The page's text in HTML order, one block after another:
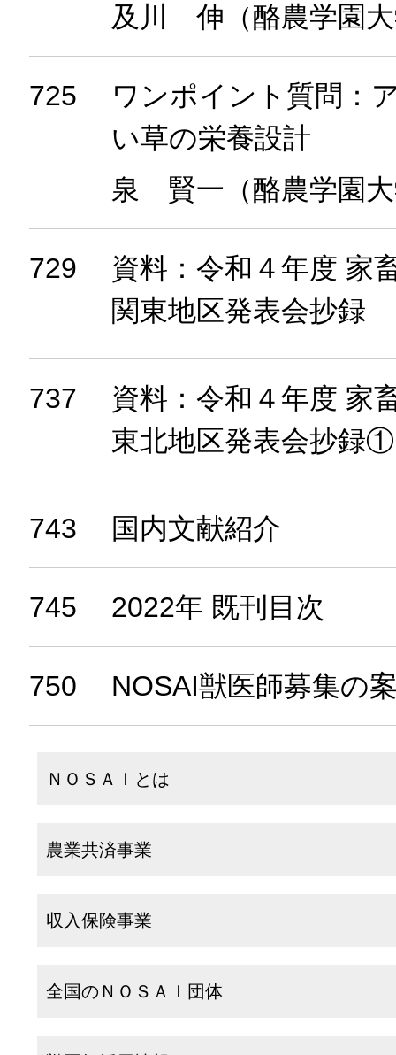
及川 伸（酪農学園
725
ワンポイント質問：
い草の栄養設計
泉 賢一（酪農学園
729
資料：令和４年度 家
関東地区発表会抄録
737
資料：令和４年度 家
東北地区発表会抄録①
743 国内文献紹介
745 2022年 既刊目次
750 NOSAI獣医師募集の
ＮＯＳＡＩとは
農業共済事業
収入保険事業
全国のＮＯＳＡＩ団体